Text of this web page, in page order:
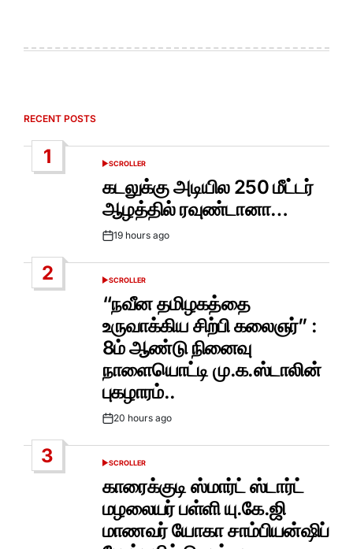
RECENT POSTS
1
POSTED
SCROLLER
கடலுக்கு அடியில 250 மீட்டர்
ஆழத்தில் ரவுண்டானா…
Post19 hours ago
2
POSTED
SCROLLER
“நவீன தமிழகத்தை
உருவாக்கிய சிற்பி கலைஞர்” :
8ம் ஆண்டு நினைவு
நாளையொட்டி மு.க.ஸ்டாலின்
புகழாரம்..
Post20 hours ago
3
POSTED
SCROLLER
காரைக்குடி ஸ்மார்ட் ஸ்டார்ட்
மழலையர் பள்ளி யு.கே.ஜி
மாணவர் யோகா சாம்பியன்ஷிப்